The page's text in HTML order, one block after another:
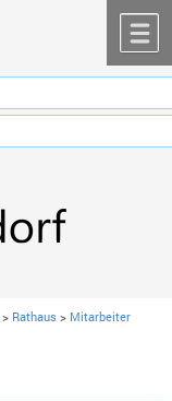
> Rathaus > Mitarbeiter